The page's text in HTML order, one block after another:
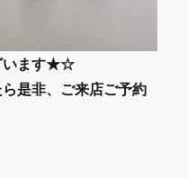
います★☆
是非、ご来店ご予約